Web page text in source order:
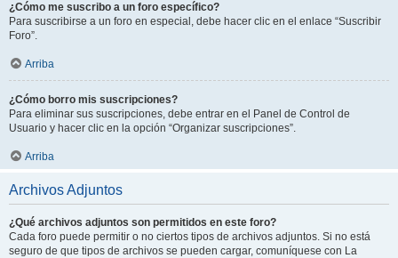
¿Cómo me suscribo a un foro específico?
Para suscribirse a un foro en especial, debe hacer clic en el enlace “Suscribir
Foro”.
Arriba
¿Cómo borro mis suscripciones?
Para eliminar sus suscripciones, debe entrar en el Panel de Control de
Usuario y hacer clic en la opción “Organizar suscripciones”.
Arriba
Archivos Adjuntos
¿Qué archivos adjuntos son permitidos en este foro?
Cada foro puede permitir o no ciertos tipos de archivos adjuntos. Si no está
seguro de que tipos de archivos se pueden cargar, comuníquese con La